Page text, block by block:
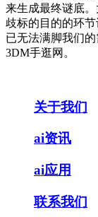
来生成最终谜底
歧标的目的的环
已无法满脚我们
3DM手逛网。
关于我们
ai资讯
ai应用
联系我们